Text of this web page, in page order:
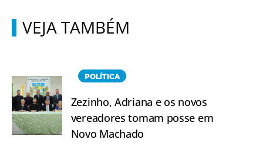
VEJA TAMBÉM
POLÍTICA
Zezinho, Adriana e os novos
vereadores tomam posse em
Novo Machado